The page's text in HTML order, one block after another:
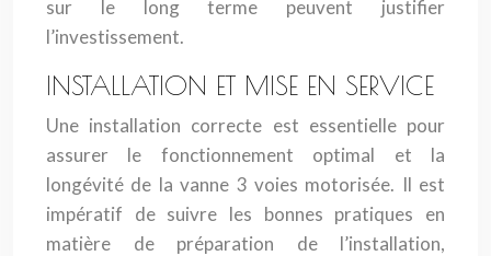
sur le long terme peuvent justifier
l’investissement.
INSTALLATION ET MISE EN SERVICE
Une installation correcte est essentielle pour
assurer le fonctionnement optimal et la
longévité de la vanne 3 voies motorisée. Il est
impératif de suivre les bonnes pratiques en
matière de préparation de l’installation,